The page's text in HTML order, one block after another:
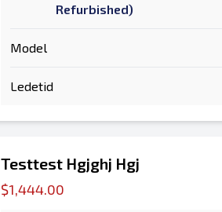
Refurbished)
Model
Ledetid
Testtest Hgjghj Hgj
$1,444.00